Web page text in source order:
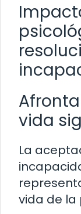
vida
La
vida de